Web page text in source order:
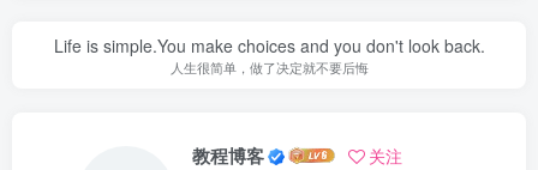
Life is simple.You make choices and you don't look back.
人生很简单，做了决定就不要后悔
教程博客 关注